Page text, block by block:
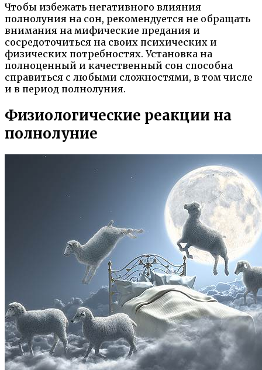
Чтобы избежать негативного влияния
полнолуния на сон, рекомендуется не обращать
внимания на мифические предания и
сосредоточиться на своих психических и
физических потребностях. Установка на
полноценный и качественный сон способна
справиться с любыми сложностями, в том числе
и в период полнолуния.
Физиологические реакции на
полнолуние